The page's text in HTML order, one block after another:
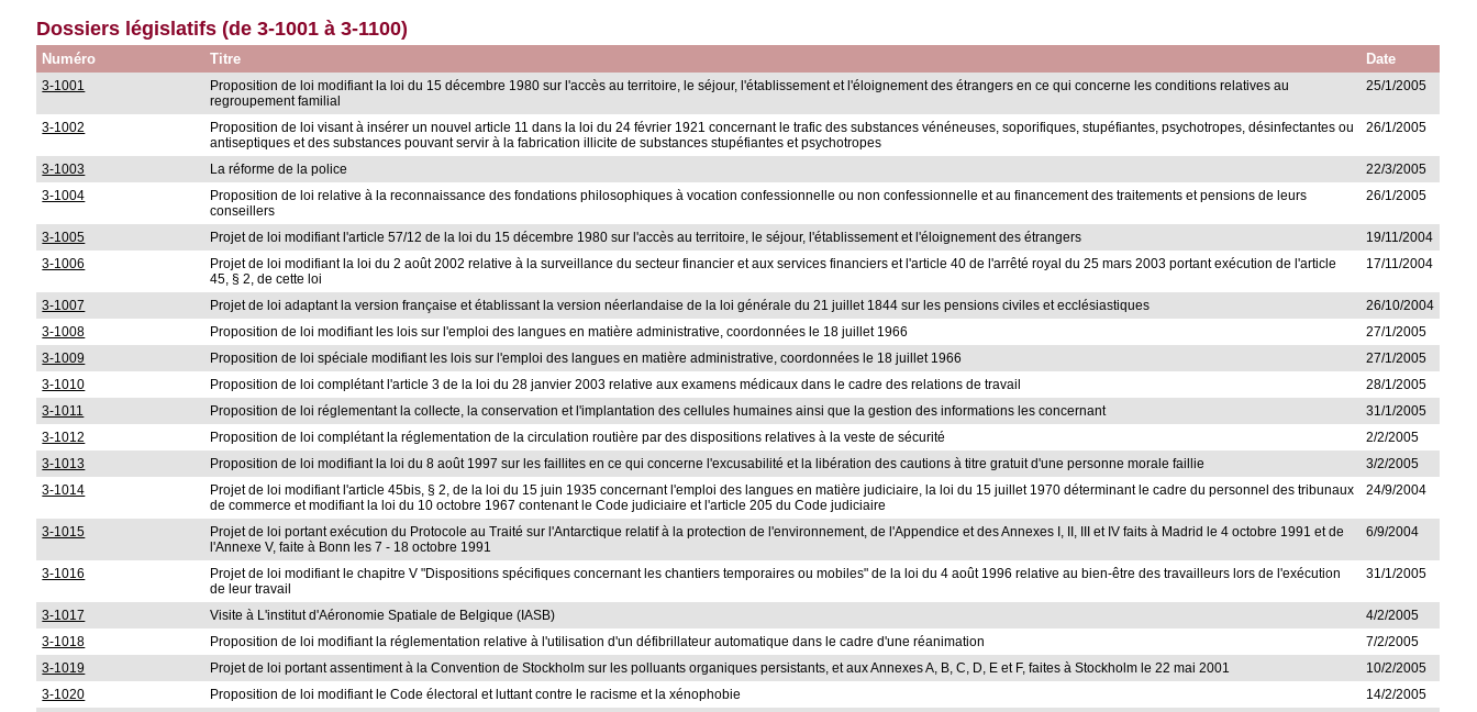
Dossiers législatifs (de 3-1001 à 3-1100)
Numéro Titre Date
3-1001
Proposition de loi modifiant la loi du 15 décembre 1980 sur l'accès au territoire, le séjour, l'établissement et l'éloignement des étrangers en ce qui concerne les conditions relatives au
regroupement familial
25/1/2005
3-1002
Proposition de loi visant à insérer un nouvel article 11 dans la loi du 24 février 1921 concernant le trafic des substances vénéneuses, soporifiques, stupéfiantes, psychotropes, désinfectantes ou
antiseptiques et des substances pouvant servir à la fabrication illicite de substances stupéfiantes et psychotropes
26/1/2005
3-1003 La réforme de la police
22/3/2005
3-1004
Proposition de loi relative à la reconnaissance des fondations philosophiques à vocation confessionnelle ou non confessionnelle et au financement des traitements et pensions de leurs
conseillers
26/1/2005
3-1005 Projet de loi modifiant l'article 57/12 de la loi du 15 décembre 1980 sur l'accès au territoire, le séjour, l'établissement et l'éloignement des étrangers
19/11/2004
3-1006
Projet de loi modifiant la loi du 2 août 2002 relative à la surveillance du secteur financier et aux services financiers et l'article 40 de l'arrêté royal du 25 mars 2003 portant exécution de l'article
45, § 2, de cette loi
17/11/2004
3-1007 Projet de loi adaptant la version française et établissant la version néerlandaise de la loi générale du 21 juillet 1844 sur les pensions civiles et ecclésiastiques
26/10/2004
3-1008
Proposition de loi modifiant les lois sur l'emploi des langues en matière administrative, coordonnées le 18 juillet 1966
27/1/2005
3-1009
Proposition de loi spéciale modifiant les lois sur l'emploi des langues en matière administrative, coordonnées le 18 juillet 1966
27/1/2005
3-1010
Proposition de loi complétant l'article 3 de la loi du 28 janvier 2003 relative aux examens médicaux dans le cadre des relations de travail
28/1/2005
3-1011
Proposition de loi réglementant la collecte, la conservation et l'implantation des cellules humaines ainsi que la gestion des informations les concernant
31/1/2005
3-1012
Proposition de loi complétant la réglementation de la circulation routière par des dispositions relatives à la veste de sécurité
2/2/2005
3-1013
Proposition de loi modifiant la loi du 8 août 1997 sur les faillites en ce qui concerne l'excusabilité et la libération des cautions à titre gratuit d'une personne morale faillie
3/2/2005
3-1014
Projet de loi modifiant l'article 45bis, § 2, de la loi du 15 juin 1935 concernant l'emploi des langues en matière judiciaire, la loi du 15 juillet 1970 déterminant le cadre du personnel des tribunaux
de commerce et modifiant la loi du 10 octobre 1967 contenant le Code judiciaire et l'article 205 du Code judiciaire
24/9/2004
3-1015
Projet de loi portant exécution du Protocole au Traité sur l'Antarctique relatif à la protection de l'environnement, de l'Appendice et des Annexes I, II, III et IV faits à Madrid le 4 octobre 1991 et de
l'Annexe V, faite à Bonn les 7 - 18 octobre 1991
6/9/2004
3-1016
Projet de loi modifiant le chapitre V "Dispositions spécifiques concernant les chantiers temporaires ou mobiles" de la loi du 4 août 1996 relative au bien-être des travailleurs lors de l'exécution
de leur travail
31/1/2005
3-1017 Visite à L'institut d'Aéronomie Spatiale de Belgique (IASB)
4/2/2005
3-1018
Proposition de loi modifiant la réglementation relative à l'utilisation d'un défibrillateur automatique dans le cadre d'une réanimation
7/2/2005
3-1019
Projet de loi portant assentiment à la Convention de Stockholm sur les polluants organiques persistants, et aux Annexes A, B, C, D, E et F, faites à Stockholm le 22 mai 2001
10/2/2005
3-1020
Proposition de loi modifiant le Code électoral et luttant contre le racisme et la xénophobie
14/2/2005